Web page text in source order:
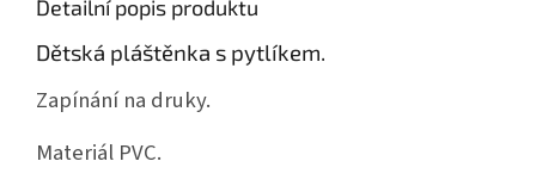
Detailní popis produktu
Dětská pláštěnka s pytlíkem.
Zapínání na druky.
Materiál PVC.